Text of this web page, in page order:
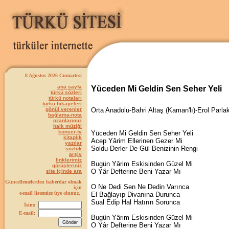
8 Ağustos 2026 Cumartesi
ana sayfa
türkü sözleri
türkü notaları
türkü hikayeleri
gönül verenler
bağlama-nota
ozanlarımız
halk müziği
konser-tv
kitaplık
yazılar
sözlük
arşiv
linklerimiz
görüşleriniz
site içinde ara
Güncellemelerden haberdar olmak
için
e-mail listemize üye olunuz.
İsim:
E-mail:
Yüceden Mi Geldin Sen Seher Yeli
Orta Anadolu-Bahri Altaş (Kaman'lı)-Erol
Yüceden Mi Geldin Sen Seher Yeli
Acep Yârim Ellerinen Gezer Mi
Soldu Derler De Gül Benizinin Rengi
Bugün Yârim Eskisinden Güzel Mi
O Yâr Defterine Beni Yazar Mı
O Ne Dedi Sen Ne Dedin Varınca
El Bağlayıp Divanına Durunca
Sual Edip Hal Hatırın Sorunca
Bugün Yârim Eskisinden Güzel Mi
O Yâr Defterine Beni Yazar Mı